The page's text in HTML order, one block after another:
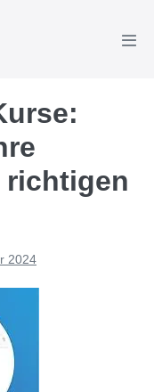
richtigen
2024